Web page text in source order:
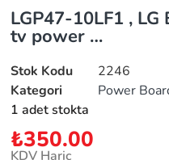
LGP47-10LF1 ,
tv power …
Stok Kodu
2246
Kategori
Power
1 adet stokta
₺350.00
KDV Hariç